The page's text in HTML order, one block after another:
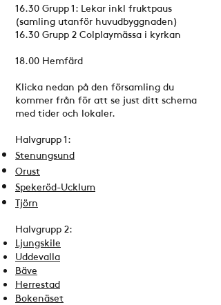
16.30 Grupp 1: Lekar inkl fruktpaus
(samling utanför huvudbyggnaden)
16.30 Grupp 2 Colplaymässa i kyrkan
18.00 Hemfärd
Klicka nedan på den församling du
kommer från för att se just ditt schema
med tider och lokaler.
Halvgrupp 1:
Stenungsund
Orust
Spekeröd-Ucklum
Tjörn
Halvgrupp 2:
Ljungskile
Uddevalla
Bäve
Herrestad
Bokenäset